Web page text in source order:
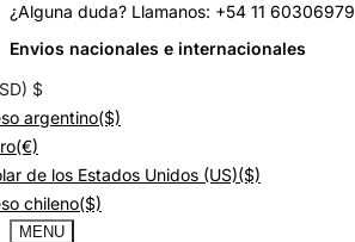
¿Alguna duda? Llamanos: +54 11 60306979
Envios nacionales e internacionales
$
argentino($)
(€)
de los Estados Unidos (US)($)
chileno($)
MENU